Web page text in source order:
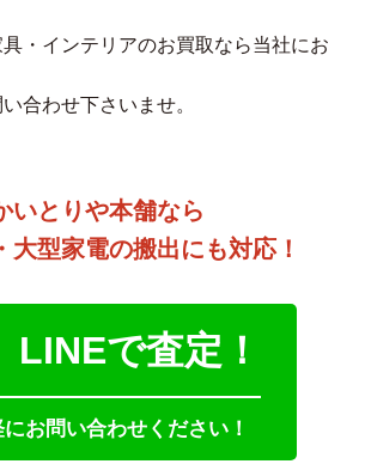
・インテリアのお買取なら当社にお
合わせ下さいませ。
いとりや本舗なら
大型家電の搬出にも対応！
LINEで査定！
お問い合わせください！